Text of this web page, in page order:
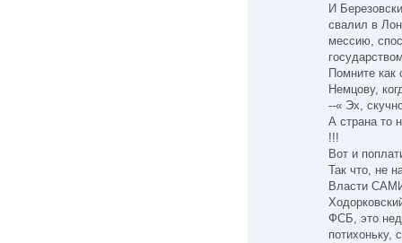
И
свалил в
мессию,
Помните как
Немцову,
--« Эх,
А страна то
!!!
Вот и
Так что, не
Власти
ФСБ, это
потихоньку,